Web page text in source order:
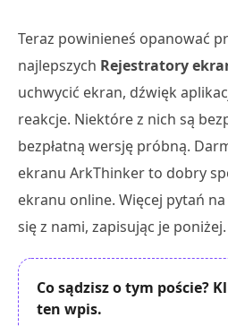
Teraz powinieneś opanować
najlepszych Rejestratory
uchwycić ekran, dźwięk
reakcje. Niektóre z nich są
bezpłatną wersję próbną.
ekranu ArkThinker to dobry
ekranu online. Więcej pytań
się z nami, zapisując je poniżej.
Co sądzisz o tym poście?
ten wpis.